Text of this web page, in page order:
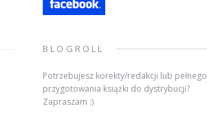
BLOGROLL
Potrzebujesz korekty/redakcji lub pełnego
przygotowania książki do dystrybucji?
Zapraszam :)